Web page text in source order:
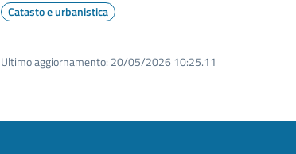
Catasto e urbanistica
Ultimo aggiornamento: 20/05/2026 10:25.11